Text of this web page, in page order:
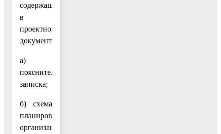
содержащиеся
в
проектной
документации:
а)
пояснительная
записка;
б) схема
планировочной
организации